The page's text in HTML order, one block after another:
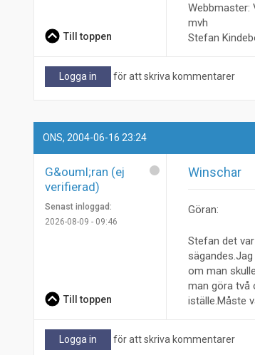
Webbmaster:
mvh
Stefan
Till toppen
Logga in för att skriva kommentarer
ONS, 2004-06-16 23:24
G&ouml;ran (ej
verifierad)
Senast inloggad:
2026-08-09 - 09:46
Winschar
Göran:
Stefan det
om man
man göra två
iställe.Måste
Till toppen
Logga in för att skriva kommentarer